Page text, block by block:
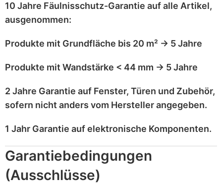
10 Jahre Fäulnisschutz-Garantie auf alle Artikel,
ausgenommen:
Produkte mit Grundfläche bis 20 m² → 5 Jahre
Produkte mit Wandstärke < 44 mm → 5 Jahre
2 Jahre Garantie auf Fenster, Türen und Zubehör,
sofern nicht anders vom Hersteller angegeben.
1 Jahr Garantie aufelektronische Komponenten.
Garantiebedingungen
(Ausschlüsse)